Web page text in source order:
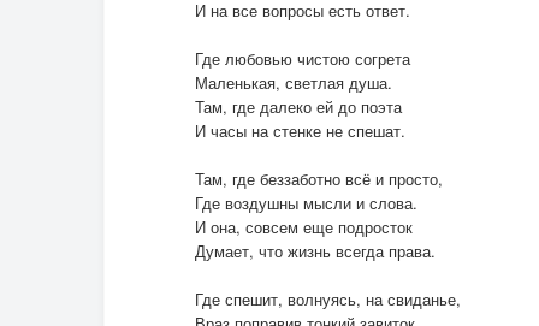
И на все вопросы есть ответ.
Где любовью чистою согрета
Маленькая, светлая душа.
Там, где далеко ей до поэта
И часы на стенке не спешат.
Там, где беззаботно всё и просто,
Где воздушны мысли и слова.
И она, совсем еще подросток
Думает, что жизнь всегда права.
Где спешит, волнуясь, на свиданье,